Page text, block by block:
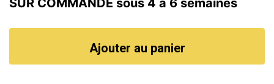
SUR COMMANDE sous 4 à 6 semaines
Ajouter au panier